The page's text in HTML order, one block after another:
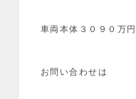
車両本体３０９０万
お問い合わせは